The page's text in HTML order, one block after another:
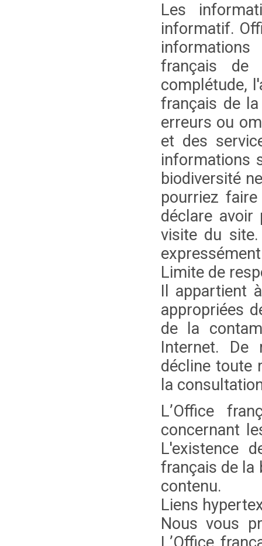
Les
informatif.
français de
complétude,
français de
erreurs ou
et des
informations
biodiversité
pourriez
déclare avoir
visite du site.
Limite de
Il appartient
appropriées
de la
Internet. De
décline toute
la
L’Office
concernant
L'existence
français de la
contenu.
Liens
Nous vous